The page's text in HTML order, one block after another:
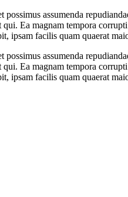
possimus assumenda
Ea magnam tempora
ipsam facilis quam quaerat
possimus assumenda
Ea magnam tempora
ipsam facilis quam quaerat